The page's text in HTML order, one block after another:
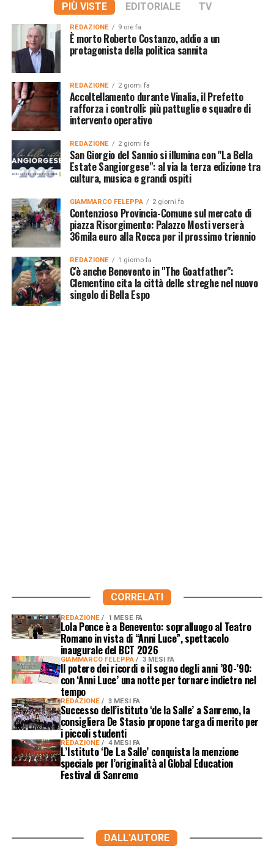
PIÙ VISTE EDITORIALE TV
REDAZIONE 9 ore fa
È morto Roberto Costanzo, addio a un
protagonista della politica sannita
REDAZIONE 2 giorni fa
Accoltellamento durante Vinalia, il Prefetto
rafforza i controlli: più pattuglie e squadre di
intervento operativo
REDAZIONE 2 giorni fa
San Giorgio del Sannio si illumina con "La Bella
Estate Sangiorgese": al via la terza edizione tra
cultura, musica e grandi ospiti
GIAMMARCO FELEPPA 2 giorni fa
Contenzioso Provincia-Comune sul mercato di
piazza Risorgimento: Palazzo Mosti verserà
36mila euro alla Rocca per il prossimo triennio
REDAZIONE 1 giorno fa
C'è anche Benevento in "The Goatfather":
Clementino cita la città delle streghe nel nuovo
singolo di Bella Espo
CORRELATI
REDAZIONE 1 MESE FA
Lola Ponce è a Benevento: sopralluogo al Teatro
Romano in vista di “Anni Luce”, spettacolo
inaugurale del BCT 2026
GIAMMARCO FELEPPA 3 MESI FA
Il potere dei ricordi e il sogno degli anni ’80-’90:
con ‘Anni Luce’ una notte per tornare indietro nel
tempo
REDAZIONE 3 MESI FA
Successo dell’istituto ‘de la Salle’ a Sanremo, la
consigliera De Stasio propone targa di merito per
i piccoli studenti
REDAZIONE 4 MESI FA
L’Istituto ‘De La Salle’ conquista la menzione
speciale per l’originalità al Global Education
Festival di Sanremo
DALL'AUTORE